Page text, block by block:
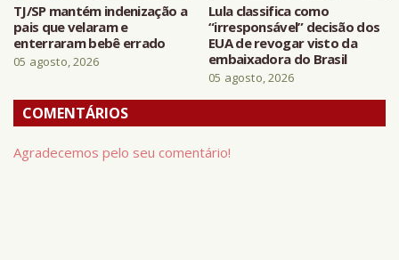
TJ/SP mantém indenização a
pais que velaram e
enterraram bebê errado
05 agosto, 2026
Lula classifica como
“irresponsável” decisão dos
EUA de revogar visto da
embaixadora do Brasil
05 agosto, 2026
COMENTÁRIOS
Agradecemos pelo seu comentário!